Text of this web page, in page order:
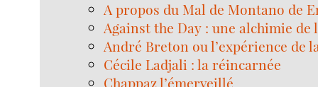
A propos du Mal de Montano de
Against the Day : une alchimie de
André Breton ou l’expérience de
Cécile Ladjali : la réincarnée
Chappaz l’émerveillé